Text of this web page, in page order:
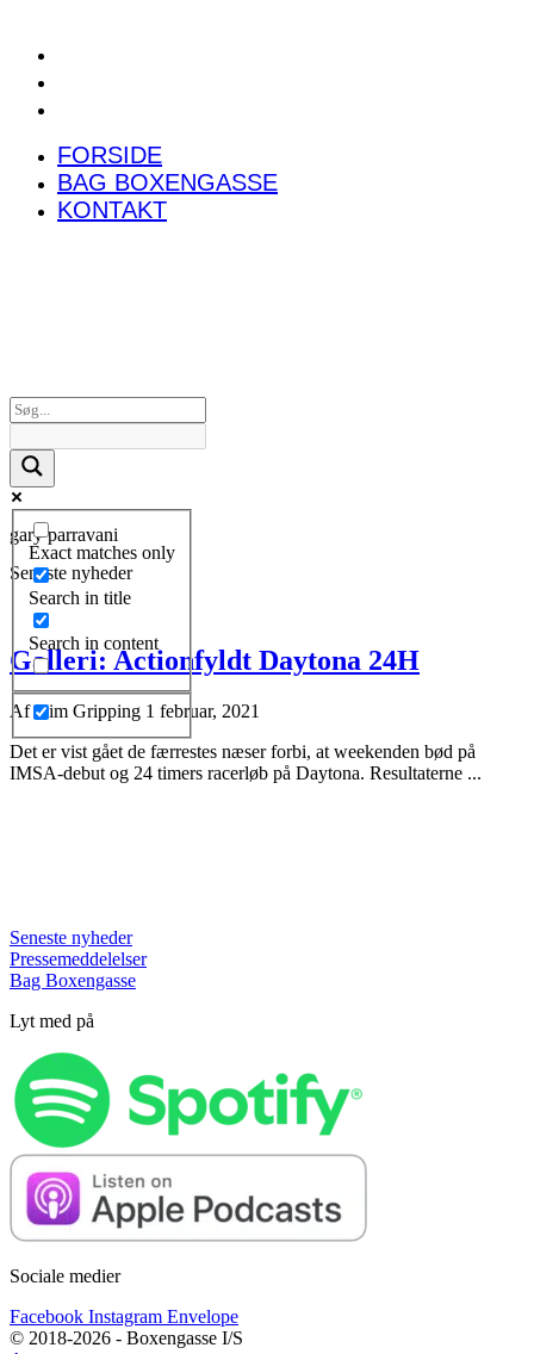
FORSIDE
BAG BOXENGASSE
KONTAKT
Exact matches only
Search in title
Search in content
gary parravani
Seneste nyheder
Galleri: Actionfyldt Daytona 24H
AfKim Gripping 1 februar, 2021
Det er vist gået de færrestes næser forbi, at weekenden bød på
IMSA-debut og 24 timers racerløb på Daytona. Resultaterne ...
Seneste nyheder
Pressemeddelelser
Bag Boxengasse
Lyt med på
Sociale medier
Facebook Instagram Envelope
© 2018-2026 - Boxengasse I/S